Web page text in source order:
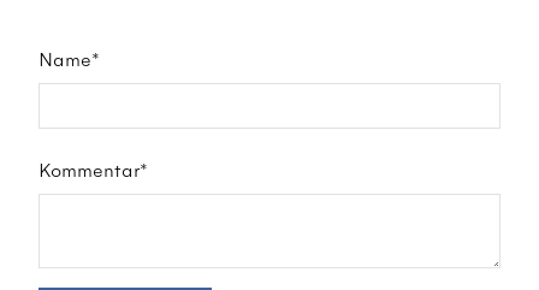
Name*
Kommentar*